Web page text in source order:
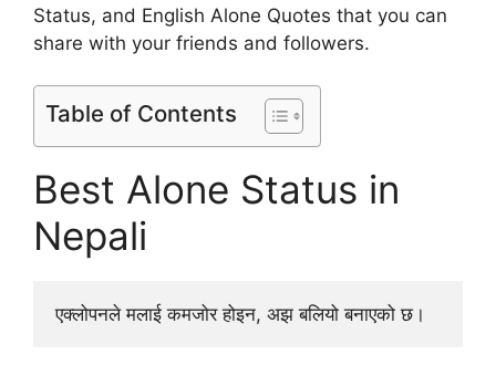
Status, and English Alone Quotes that you can
share with your friends and followers.
Table of Contents
Best Alone Status in
Nepali
एक्लोपनले मलाई कमजोर होइन, अझ बलियो बनाएको छ।